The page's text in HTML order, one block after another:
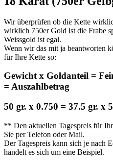
Wir überprüfen ob die Kette
wirklich 750er Gold ist die Frabe
Weissgold ist egal.
Wenn wir das mit ja beantworten
für Ihre Kette so:
Gewicht x Goldanteil =
= Auszahlbetrag
50 gr. x 0.750 = 37.5 gr. x
** Den aktuellen Tagespreis für
Sie per Telefon oder Mail.
Der Tagespreis kann sich je nach
handelt es sich um eine Beispiel.